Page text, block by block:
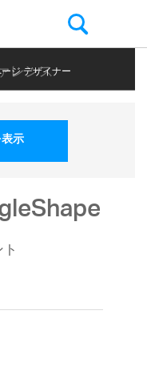
レンス
ジ デザイナー
示